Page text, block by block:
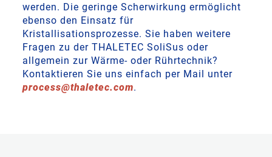
werden. Die geringe Scherwirkung ermöglicht
ebenso den Einsatz für
Kristallisationsprozesse. Sie haben weitere
Fragen zu der THALETEC SoliSus oder
allgemein zur Wärme- oder Rührtechnik?
Kontaktieren Sie uns einfach per Mail unter
process@thaletec.com.